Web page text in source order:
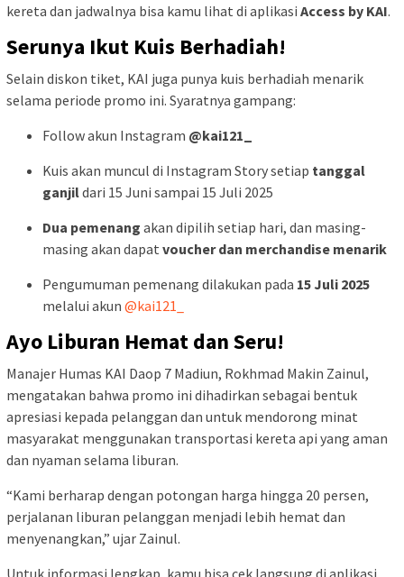
kereta dan jadwalnya bisa kamu lihat di aplikasi Access by KAI.
Serunya Ikut Kuis Berhadiah!
Selain diskon tiket, KAI juga punya kuis berhadiah menarik
selama periode promo ini. Syaratnya gampang:
Follow akun Instagram @kai121_
Kuis akan muncul di Instagram Story setiap tanggal
ganjildari 15 Juni sampai 15 Juli 2025
Dua pemenang akan dipilih setiap hari, dan masing-
masing akan dapat voucher dan merchandise menarik
Pengumuman pemenang dilakukan pada 15 Juli 2025
melalui akun @kai121_
Ayo Liburan Hemat dan Seru!
Manajer Humas KAI Daop 7 Madiun, Rokhmad Makin Zainul,
mengatakan bahwa promo ini dihadirkan sebagai bentuk
apresiasi kepada pelanggan dan untuk mendorong minat
masyarakat menggunakan transportasi kereta api yang aman
dan nyaman selama liburan.
“Kami berharap dengan potongan harga hingga 20 persen,
perjalanan liburan pelanggan menjadi lebih hemat dan
menyenangkan,” ujar Zainul.
Untuk informasi lengkap, kamu bisa cek langsung di aplikasi